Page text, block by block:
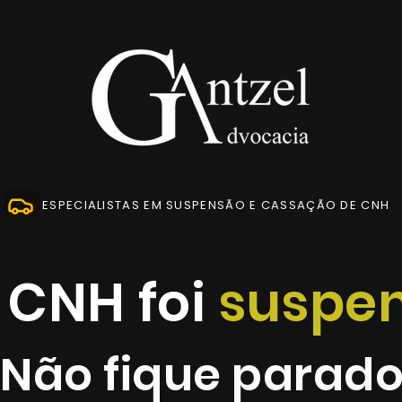
ESPECIALISTAS EM SUSPENSÃO E CASSAÇÃO DE CNH
foi
Não fique